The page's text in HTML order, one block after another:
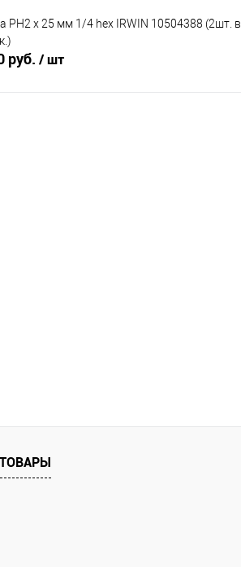
PH2 x 25 мм 1/4 hex IRWIN 10504388 (2шт. в
руб. / шт